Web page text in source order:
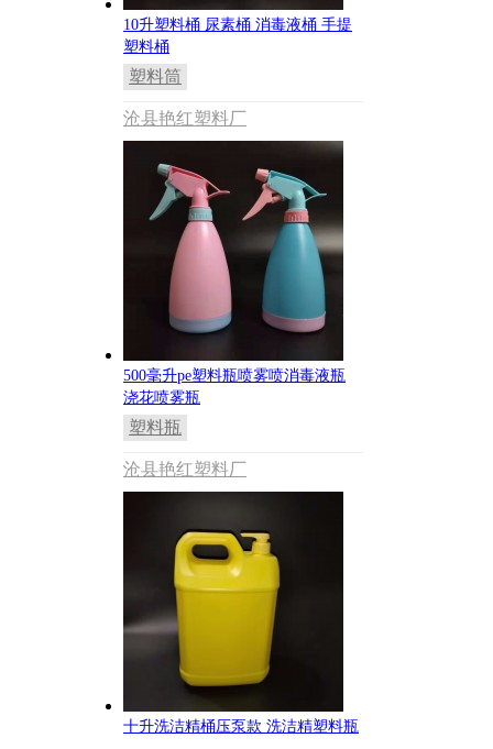
10升塑料桶 尿素桶 消毒液桶 手提
塑料桶
塑料筒
沧县艳红塑料厂
500毫升pe塑料瓶喷雾喷消毒液瓶
浇花喷雾瓶
塑料瓶
沧县艳红塑料厂
十升洗洁精桶压泵款 洗洁精塑料瓶